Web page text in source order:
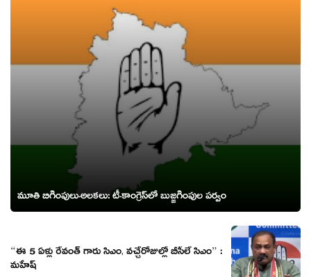
మూతి బిగింపులు-అల‌క‌లు: టీ-కాంగ్రెస్‌లో బుజ్జ‌గింపుల ప‌ర్వం
“ఈ 5 ఏళ్లు రేవంత్ గారు సిఎం, వచ్చేరోజుల్లో బీసీలే సిఎం” :
మహేష్